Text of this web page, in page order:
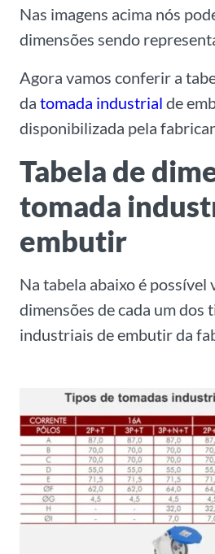
Nas imagens acima nós
dimensões sendo
Agora vamos conferir a
da tomada industrial de
disponibilizada pela
Tabela de
tomada
embutir
Na tabela abaixo é possível
dimensões de cada um dos
industriais de embutir da